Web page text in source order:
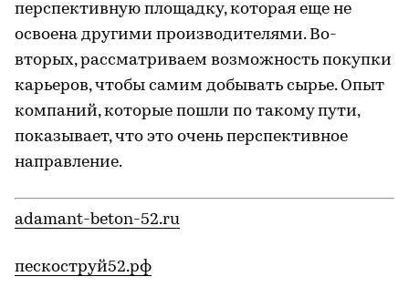
перспективную площадку, которая еще не
освоена другими производителями. Во-
вторых, рассматриваем возможность покупки
карьеров, чтобы самим добывать сырье. Опыт
компаний, которые пошли по такому пути,
показывает, что это очень перспективное
направление.
adamant-beton-52.ru
пескоструй52.рф